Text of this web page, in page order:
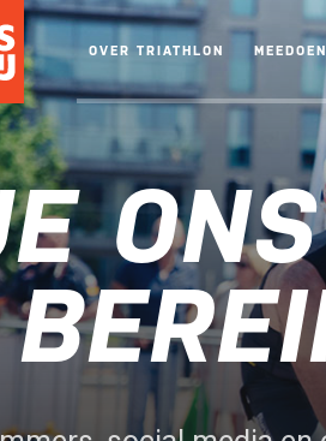
OVER TRIATHLON MEEDOEN
ONS